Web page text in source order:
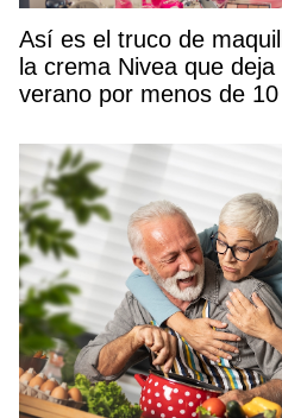
Así es el truco de
la crema Nivea que
verano por menos de